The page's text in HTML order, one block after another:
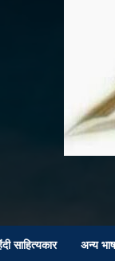
साहित्यकार अन्य